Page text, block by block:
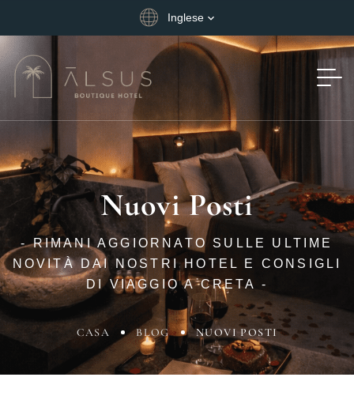
Inglese
Nuovi Posti
- RIMANI AGGIORNATO SULLE ULTIME
NOVITÀ DAI NOSTRI HOTEL E CONSIGLI
DI VIAGGIO A CRETA -
CASA BLOG NUOVI POSTI